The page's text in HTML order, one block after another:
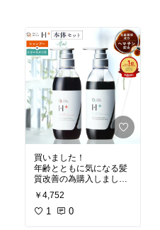
買いました！
年齢とともに気になる髪
質改善の為購入しました
(*^^*)
￥4,752
1 0